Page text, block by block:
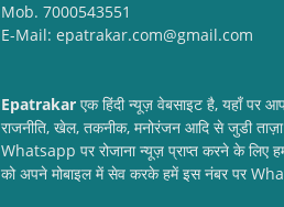
Mob. 7000543551
E-Mail: epatrakar.com@gmail.com
Epatrakar एक हिंदी न्यूज़ वेबसाइट है, यहाँ पर
राजनीति, खेल, तकनीक, मनोरंजन आदि से जुडी
Whatsapp पर रोजाना न्यूज़ प्राप्त करने के लिए
को अपने मोबाइल में सेव करके हमें इस नंबर पर